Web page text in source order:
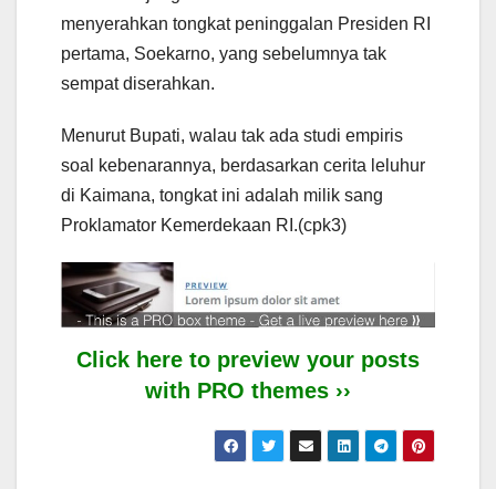
menyerahkan tongkat peninggalan Presiden RI
pertama, Soekarno, yang sebelumnya tak
sempat diserahkan.
Menurut Bupati, walau tak ada studi empiris
soal kebenarannya, berdasarkan cerita leluhur
di Kaimana, tongkat ini adalah milik sang
Proklamator Kemerdekaan RI.(cpk3)
Click here to preview your posts
with PRO themes ››